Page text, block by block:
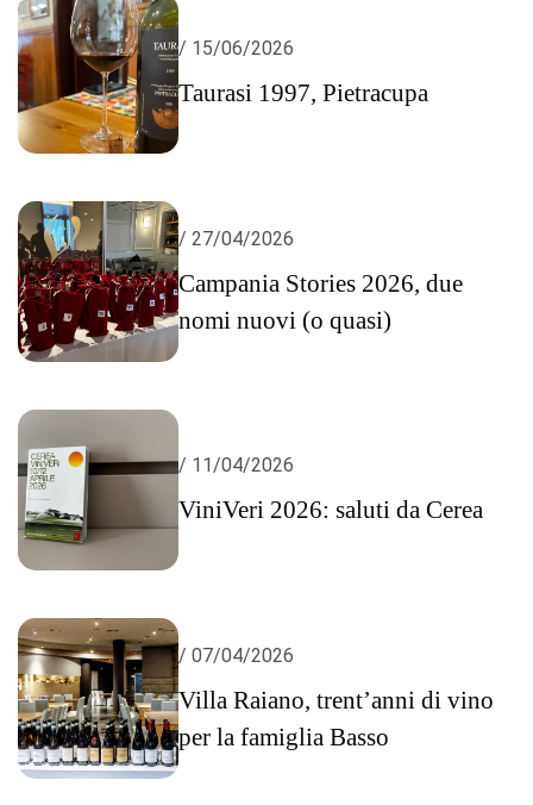
/ 15/06/2026
Taurasi 1997, Pietracupa
/ 27/04/2026
Campania Stories 2026, due
nomi nuovi (o quasi)
/ 11/04/2026
ViniVeri 2026: saluti da Cerea
/ 07/04/2026
Villa Raiano, trent’anni di vino
per la famiglia Basso